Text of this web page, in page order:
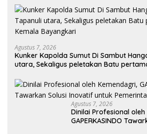
Agustus 7, 2026
Kunker Kapolda Sumut Di Sambut
utara, Sekaligus peletakan Batu
Agustus 7, 2026
Dinilai Profesional
GAPERKASINDO